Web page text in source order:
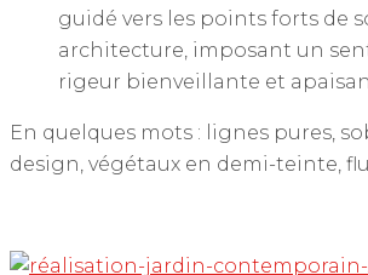
guidé vers les points forts de
architecture, imposant un
rigeur bienveillante et
En quelques mots : lignes pures,
design, végétaux en demi-teinte,